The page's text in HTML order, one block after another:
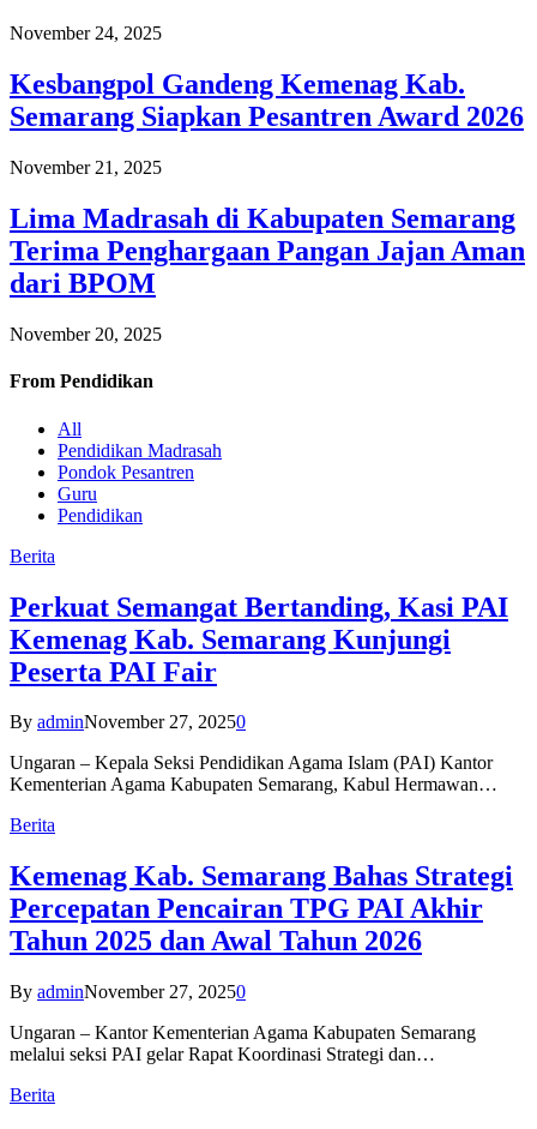
November 24, 2025
Kesbangpol Gandeng Kemenag Kab.
Semarang Siapkan Pesantren Award 2026
November 21, 2025
Lima Madrasah di Kabupaten Semarang
Terima Penghargaan Pangan Jajan Aman
dari BPOM
November 20, 2025
From Pendidikan
All
Pendidikan Madrasah
Pondok Pesantren
Guru
Pendidikan
Berita
Perkuat Semangat Bertanding, Kasi PAI
Kemenag Kab. Semarang Kunjungi
Peserta PAI Fair
By adminNovember 27, 20250
Ungaran – Kepala Seksi Pendidikan Agama Islam (PAI) Kantor
Kementerian Agama Kabupaten Semarang, Kabul Hermawan…
Berita
Kemenag Kab. Semarang Bahas Strategi
Percepatan Pencairan TPG PAI Akhir
Tahun 2025 dan Awal Tahun 2026
By adminNovember 27, 20250
Ungaran – Kantor Kementerian Agama Kabupaten Semarang
melalui seksi PAI gelar Rapat Koordinasi Strategi dan…
Berita